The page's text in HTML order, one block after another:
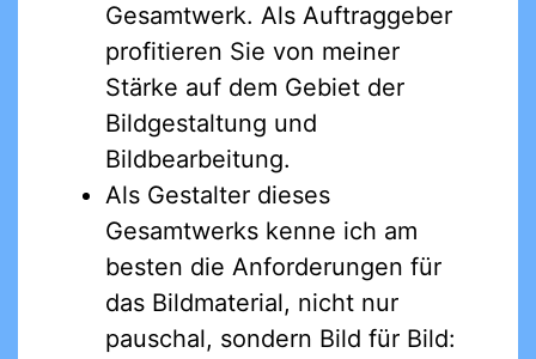
Gesamtwerk. Als Auftraggeber
profitieren Sie von meiner
Stärke auf dem Gebiet der
Bildgestaltung und
Bildbearbeitung.
Als Gestalter dieses
Gesamtwerks kenne ich am
besten die Anforderungen für
das Bildmaterial, nicht nur
pauschal, sondern Bild für Bild: